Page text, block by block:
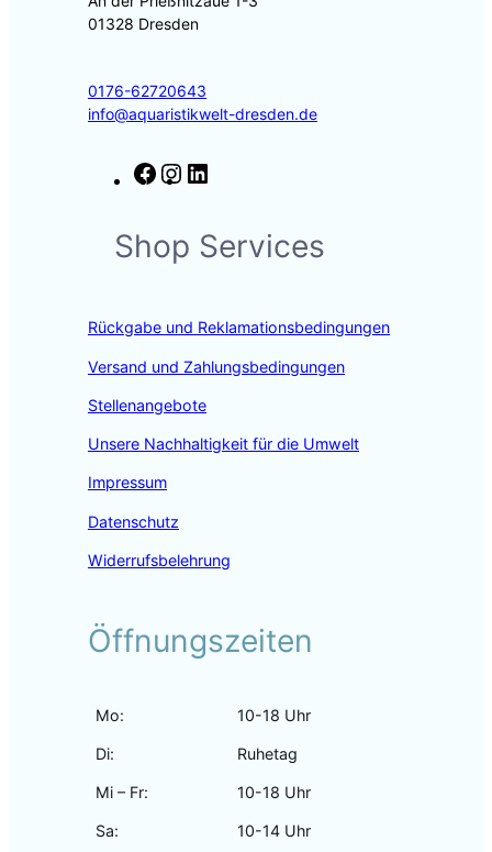
01328 Dresden
0176-62720643
info@aquaristikwelt-dresden.de
F
e
b
k
t
a
a
k
e
n
Shop Services
Rückgabe und Reklamationsbedingungen
Versand und Zahlungsbedingungen
Stellenangebote
Unsere Nachhaltigkeit für die Umwelt
Impressum
Datenschutz
Widerrufsbelehrung
Öffnungszeiten
Mo: 10-18 Uhr
Di: Ruhetag
Mi – Fr: 10-18 Uhr
Sa: 10-14 Uhr